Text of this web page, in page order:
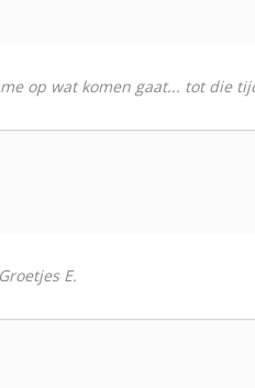
op wat komen gaat... tot die
E.